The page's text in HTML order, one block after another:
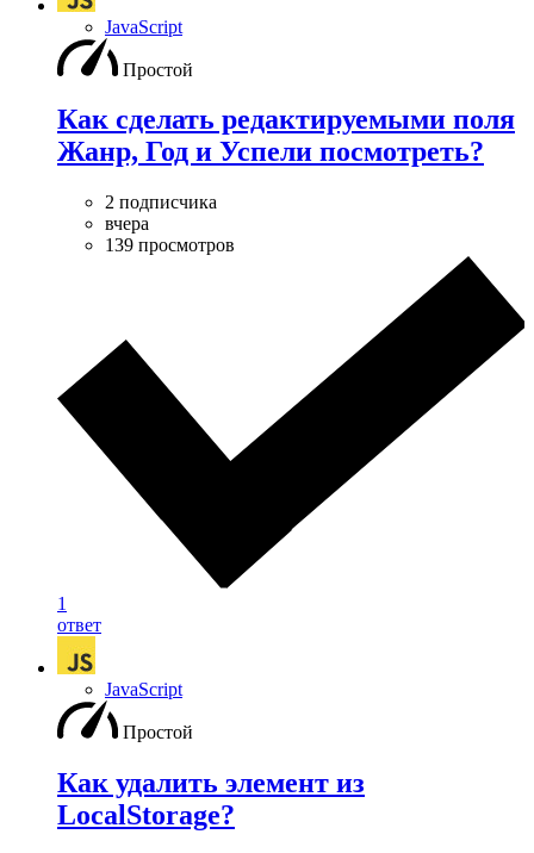
JavaScript
Простой
Как сделать редактируемыми поля
Жанр, Год и Успели посмотреть?
2 подписчика
вчера
139 просмотров
1
ответ
JavaScript
Простой
Как удалить элемент из
LocalStorage?